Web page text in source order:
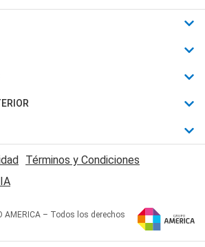
Términos y Condiciones
AMERICA – Todos los derechos